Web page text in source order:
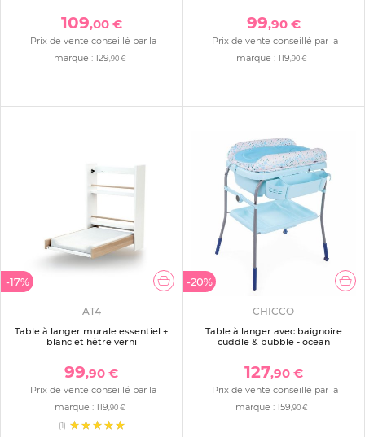
109,00 €
Prix de vente conseillé par la
marque : 129,90 €
99,90 €
Prix de vente conseillé par la
marque :119,90 €
-17%
AT4
Table à langer murale essentiel +
blanc et hêtre verni
99,90 €
Prix de vente conseillé par la
marque : 119,90 €
(1)
-20%
CHICCO
Table à langer avec baignoire
cuddle & bubble - ocean
127,90 €
Prix de vente conseillé par la
marque :159,90 €